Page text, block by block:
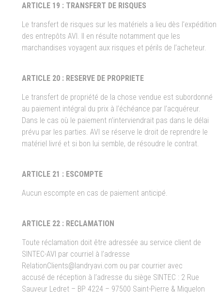
ARTICLE 19 : TRANSFERT DE RISQUES
Le transfert de risques sur les matériels a lieu dès l’expédition
des entrepôts AVI. Il en résulte notamment que les
marchandises voyagent aux risques et périls de l’acheteur.
ARTICLE 20 : RESERVE DE PROPRIETE
Le transfert de propriété de la chose vendue est subordonné
au paiement intégral du prix à l’échéance par l’acquéreur.
Dans le cas où le paiement n’interviendrait pas dans le délai
prévu par les parties. AVI se réserve le droit de reprendre le
matériel livré et si bon lui semble, de résoudre le contrat.
ARTICLE 21 : ESCOMPTE
Aucun escompte en cas de paiement anticipé.
ARTICLE 22 : RECLAMATION
Toute réclamation doit être adressée au service client de
SINTEC-AVI par courriel à l’adresse
RelationClients@landryavi.com ou par courrier avec
accusé de réception à l’adresse du siège SINTEC : 2 Rue
Sauveur Ledret – BP 4224 – 97500 Saint-Pierre & Miquelon